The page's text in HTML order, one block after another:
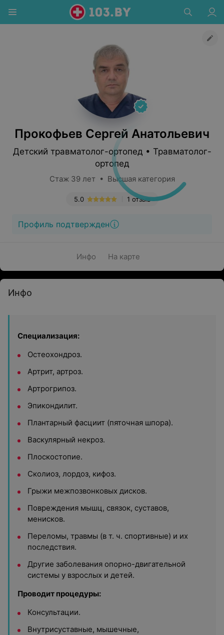
Прокофьев Сергей Анатольевич
Детский травматолог-ортопед • Травматолог-
ортопед
Стаж 39 лет • Высшая категория
1 отзыв
5.0
Профиль подтвержден
Инфо На карте
Инфо
Специализация:
Остеохондроз.
Артрит, артроз.
Артрогрипоз.
Эпикондилит.
Плантарный фасциит (пяточная шпора).
Васкулярный некроз.
Плоскостопие.
Сколиоз, лордоз, кифоз.
Грыжи межпозвонковых дисков.
Повреждения мышц, связок, суставов,
менисков.
Переломы, травмы (в т. ч. спортивные) и их
последствия.
Другие заболевания опорно-двигательной
системы у взрослых и детей.
Проводит процедуры:
Консультации.
Внутрисуставные, мышечные,